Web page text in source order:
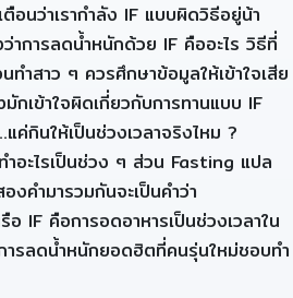
นว่าเรากำลัง IF แบบผิดวิธีอยู่น้า
าการลดน้ำหนักด้วย IF คืออะไร วิธีที่
ำสาว ๆ ควรศึกษาข้อมูลให้เข้าใจเสีย
เข้าใจผิดเกี่ยวกับการทานแบบ IF
ค่กินให้เป็นช่วงเวลาจริงไหม ?
อะไรเป็นช่วง ๆ ส่วน Fasting แปล
งคำมารวมกันจะเป็นคำว่า
คือการอดอาหารเป็นช่วงเวลาใน
ารลดน้ำหนักยอดฮิตที่คนรุ่นใหม่ชอบทำ